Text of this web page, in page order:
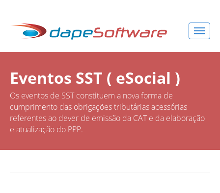
Eventos SST ( eSocial )
Os eventos de SST constituem a nova forma de
cumprimento das obrigações tributárias acessórias
referentes ao dever de emissão da CAT e da elaboração
e atualização do PPP.